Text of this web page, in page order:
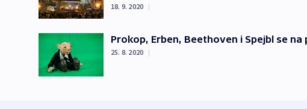
18. 9. 2020 |
Prokop, Erben, Beethoven i Spejbl se
25. 8. 2020 |